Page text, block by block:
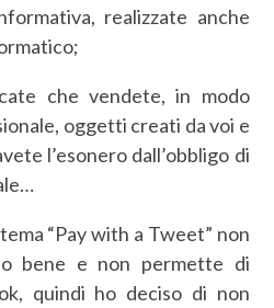
realizzate anche
che vendete, in modo
oggetti creati da voi e
l’esonero dall’obbligo di
“Pay with a Tweet” non
bene e non permette di
quindi ho deciso di non